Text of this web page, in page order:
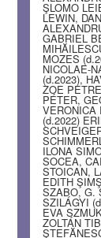
ŞLOMO
LEWIN,
GABRIEL
MOZES
NICOLAE-
(d.2023),
ZOE
PÉTER,
VERONICA
(d.2022)
ILONA
SOCEA,
STOICAN,
EDITH
SZABO, G.
SZILÁGYI
EVA
ZOLTÁN